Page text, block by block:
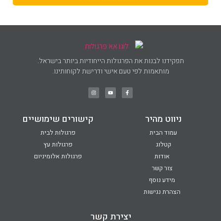
תפקידנו לבנות את הפרגולות הייחודיות ביותר בישראל.
מותאמות לפי טעם אישי ודרישת לקוחותינו.
ניווט מהיר
עמוד הבית
קטלוג
אודות
צור קשר
מידע נוסף
הצהרת נגישות
קישורים שימושיים
פרגולות לבית
פרגולות עץ
פרגולות אלומיניום
יצירת קשר